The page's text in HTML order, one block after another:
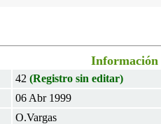
Información
42 (Registro sin editar)
06 Abr 1999
O.Vargas